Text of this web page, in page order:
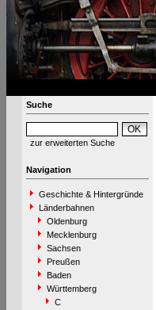
Suche
zur erweiterten Suche
Navigation
Geschichte & Hintergründe
Länderbahnen
Oldenburg
Mecklenburg
Sachsen
Preußen
Baden
Württemberg
C